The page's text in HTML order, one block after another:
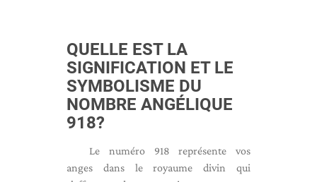
QUELLE EST LA
SIGNIFICATION ET LE
SYMBOLISME DU
NOMBRE ANGÉLIQUE
918?
Le numéro 918 représente vos
anges dans le royaume divin qui